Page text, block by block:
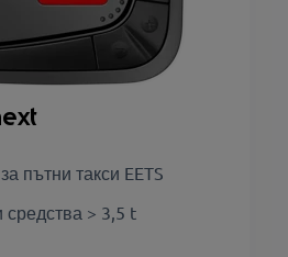
пътни такси EETS
средства > 3,5 t